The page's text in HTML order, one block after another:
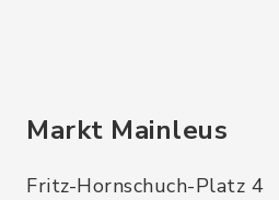
Markt Mainleus
Fritz-Hornschuch-Platz 4